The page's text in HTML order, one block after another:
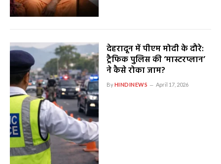
देहरादून में पीएम मोदी के दौरे:
ट्रैफिक पुलिस की ‘मास्टरप्लान’
ने कैसे रोका जाम?
ByHINDINEWS April 17, 2026